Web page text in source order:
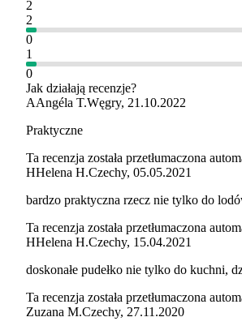
2
2
0
1
0
Jak działają recenzje?
AAngéla T.Węgry, 21.10.2022
Praktyczne
Ta recenzja została przetłumaczona
HHelena H.Czechy, 05.05.2021
bardzo praktyczna rzecz nie tylko do
Ta recenzja została przetłumaczona
HHelena H.Czechy, 15.04.2021
doskonałe pudełko nie tylko do kuchni,
Ta recenzja została przetłumaczona
Zuzana M.Czechy, 27.11.2020